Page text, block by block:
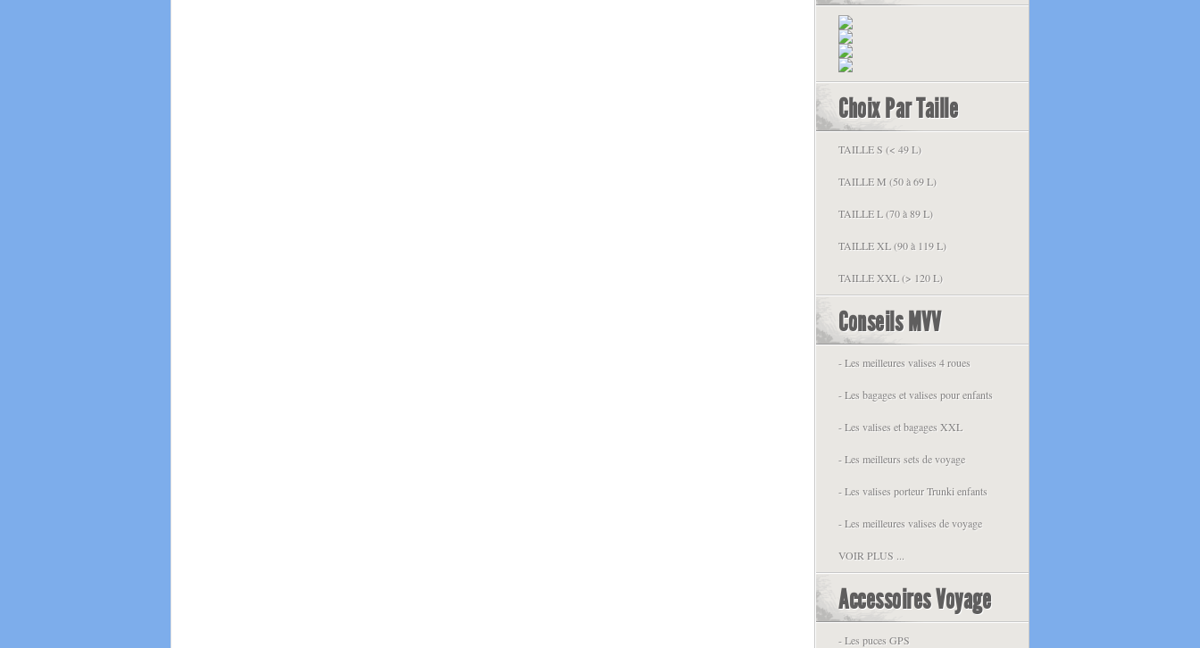
Choix Par Taille
TAILLE S (< 49 L)
TAILLE M (50 à 69 L)
TAILLE L (70 à 89 L)
TAILLE XL (90 à 119 L)
TAILLE XXL (> 120 L)
Conseils MVV
- Les meilleures valises 4 roues
- Les bagages et valises pour enfants
- Les valises et bagages XXL
- Les meilleurs sets de voyage
- Les valises porteur Trunki enfants
- Les meilleures valises de voyage
VOIR PLUS ...
Accessoires Voyage
- Les puces GPS